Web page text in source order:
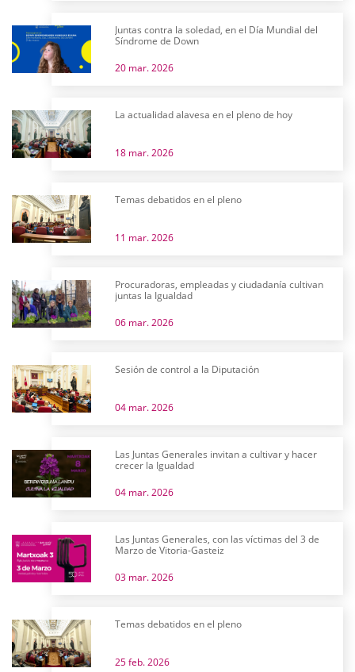
Juntas contra la soledad, en el Día Mundial del
Síndrome de Down
20 mar. 2026
La actualidad alavesa en el pleno de hoy
18 mar. 2026
Temas debatidos en el pleno
11 mar. 2026
Procuradoras, empleadas y ciudadanía cultivan
juntas la Igualdad
06 mar. 2026
Sesión de control a la Diputación
04 mar. 2026
Las Juntas Generales invitan a cultivar y hacer
crecer la Igualdad
04 mar. 2026
Las Juntas Generales, con las víctimas del 3 de
Marzo de Vitoria-Gasteiz
03 mar. 2026
Temas debatidos en el pleno
25 feb. 2026